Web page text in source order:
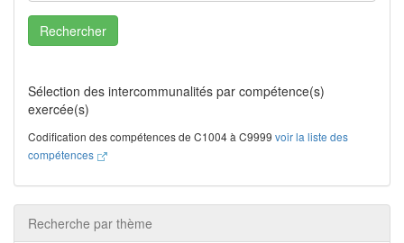
Rechercher
Sélection des intercommunalités par compétence(s)
exercée(s)
Codification des compétences de C1004 à C9999 voir la liste des
compétences
Recherche par thème